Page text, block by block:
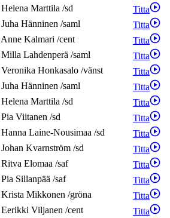
Helena Marttila /sd
Titta
Juha Hänninen /saml
Titta
Anne Kalmari /cent
Titta
Milla Lahdenperä /saml
Titta
Veronika Honkasalo /vänst
Titta
Juha Hänninen /saml
Titta
Helena Marttila /sd
Titta
Pia Viitanen /sd
Titta
Hanna Laine-Nousimaa /sd
Titta
Johan Kvarnström /sd
Titta
Ritva Elomaa /saf
Titta
Pia Sillanpää /saf
Titta
Krista Mikkonen /gröna
Titta
Eerikki Viljanen /cent
Titta